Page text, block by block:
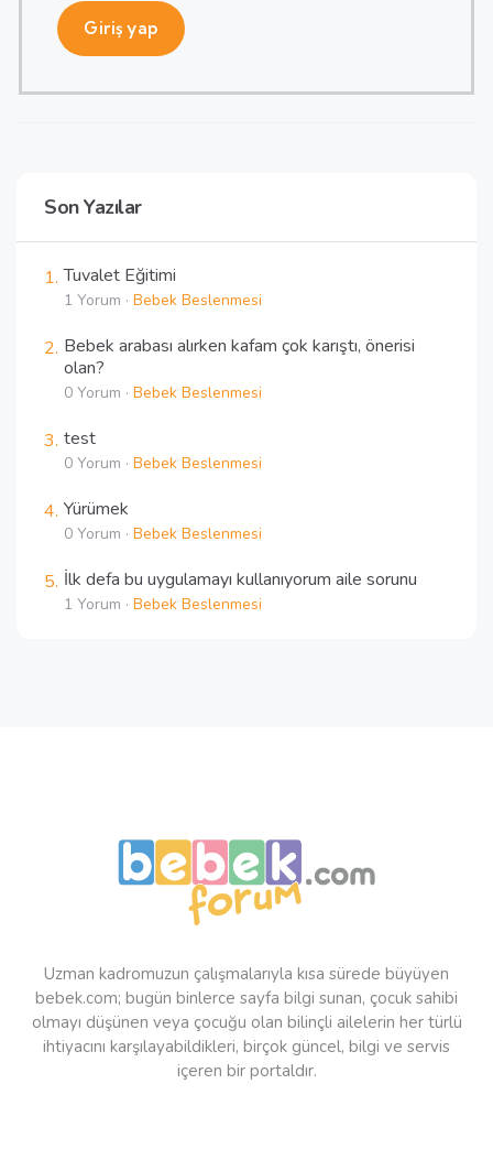
Alternative:
Giriş yap
Son Yazılar
Tuvalet Eğitimi
1 Yorum · Bebek Beslenmesi
Bebek arabası alırken kafam çok karıştı, önerisi
olan?
0 Yorum · Bebek Beslenmesi
test
0 Yorum · Bebek Beslenmesi
Yürümek
0 Yorum · Bebek Beslenmesi
İlk defa bu uygulamayı kullanıyorum aile sorunu
1 Yorum · Bebek Beslenmesi
Uzman kadromuzun çalışmalarıyla kısa sürede büyüyen
bebek.com; bugün binlerce sayfa bilgi sunan, çocuk sahibi
olmayı düşünen veya çocuğu olan bilinçli ailelerin her türlü
ihtiyacını karşılayabildikleri, birçok güncel, bilgi ve servis
içeren bir portaldır.